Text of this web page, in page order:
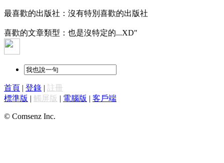
最喜歡的出版社：沒有特別喜歡的出版社
喜歡的文章類型：也是沒特定的...XD"
首頁 | 登錄 | 註冊
標準版 | 觸屏版 | 電腦版 | 客戶端
© Comsenz Inc.